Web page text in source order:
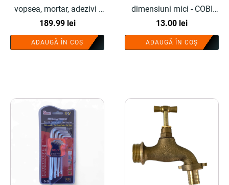
vopsea, mortar, adezivi -
COBI SMART®
189.99 lei
ADAUGĂ ÎN COȘ
dimensiuni mici - COBI
SMART®
13.00 lei
ADAUGĂ ÎN COȘ